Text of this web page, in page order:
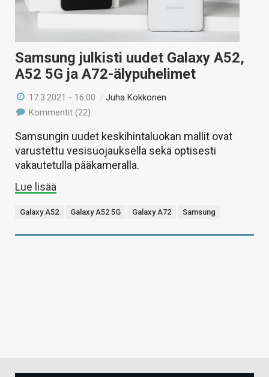
Samsung julkisti uudet Galaxy A52,
A52 5G ja A72-älypuhelimet
17.3.2021 - 16:00 /Juha Kokkonen
Kommentit (22)
Samsungin uudet keskihintaluokan mallit ovat
varustettu vesisuojauksella sekä optisesti
vakautetulla pääkameralla.
Lue lisää
Galaxy A52 Galaxy A52 5G Galaxy A72 Samsung